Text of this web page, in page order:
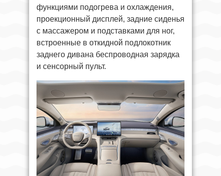
функциями подогрева и охлаждения,
проекционный дисплей, задние сиденья
с массажером и подставками для ног,
встроенные в откидной подлокотник
заднего дивана беспроводная зарядка
и сенсорный пульт.